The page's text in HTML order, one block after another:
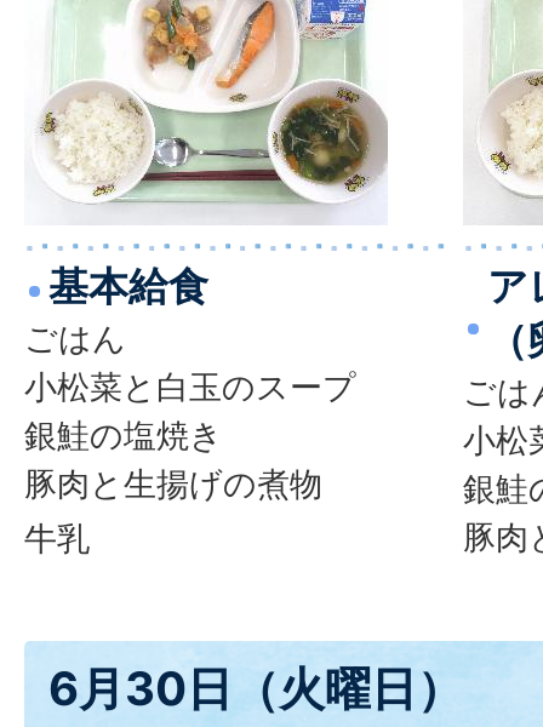
基本給食
ごはん
小松菜と白玉のスープ
銀鮭の塩焼き
豚肉と生揚げの煮物
牛乳
ア
ごは
小松
銀鮭
豚肉
6月30日（火曜日）